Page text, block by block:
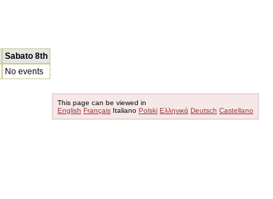
Sabato 8th
No events
This page can be viewed in
English Français Italiano Polski Ελληνικά Deutsch Castellano